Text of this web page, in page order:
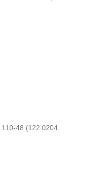
48 (122.0204..